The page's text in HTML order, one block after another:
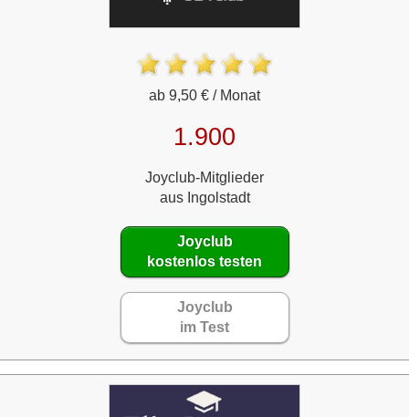
ab 9,50 € / Monat
1.900
Joyclub-Mitglieder
aus Ingolstadt
Joyclub
kostenlos testen
Joyclub
im Test